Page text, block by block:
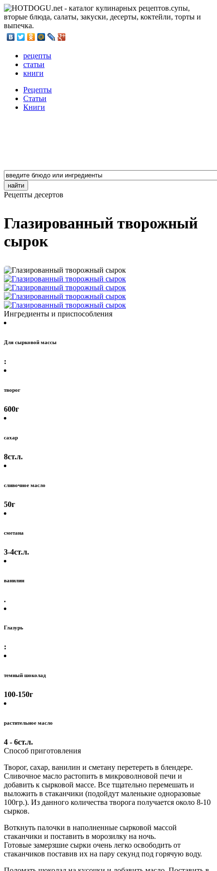
рецепты
статьи
книги
Рецепты
Статьи
Книги
Рецепты десертов
Глазированный творожный
сырок
Ингредиенты и приспособления
Для сырковой массы
:
творог
600г
сахар
8ст.л.
сливочное масло
50г
сметана
3-4ст.л.
ванилин
.
Глазурь
:
темный шоколад
100-150г
растительное масло
4 - 6ст.л.
Способ приготовления
Творог, сахар, ванилин и сметану перетереть в блендере.
Сливочное масло растопить в микроволновой печи и
добавить к сырковой массе. Все тщательно перемешать и
выложить в стаканчики (подойдут маленькие одноразовые
100гр.). Из данного количества творога получается около 8-10
сырков.
Воткнуть палочки в наполненные сырковой массой
стаканчики и поставить в морозилку на ночь.
Готовые замерзшие сырки очень легко освободить от
стаканчиков поставив их на пару секунд под горячую воду.